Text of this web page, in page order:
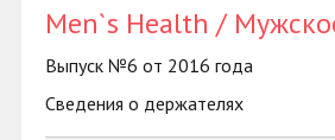
Men`s Health /
Выпуск №6 от 2016 года
Сведения о держателях